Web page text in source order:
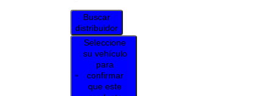
Buscar
distribuidor
Seleccione
su vehículo
para
confirmar
que este